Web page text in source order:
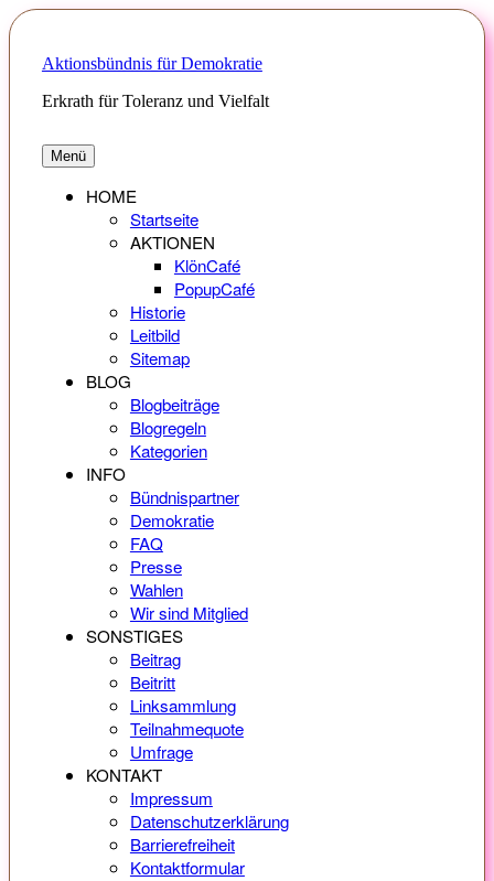
Zum
Inhalt
springenAktionsbündnis für Demokratie
Erkrath für Toleranz und Vielfalt
Menü
HOME
Startseite
AKTIONEN
KlönCafé
PopupCafé
Historie
Leitbild
Sitemap
BLOG
Blogbeiträge
Blogregeln
Kategorien
INFO
Bündnispartner
Demokratie
FAQ
Presse
Wahlen
Wir sind Mitglied
SONSTIGES
Beitrag
Beitritt
Linksammlung
Teilnahmequote
Umfrage
KONTAKT
Impressum
Datenschutzerklärung
Barrierefreiheit
Kontaktformular